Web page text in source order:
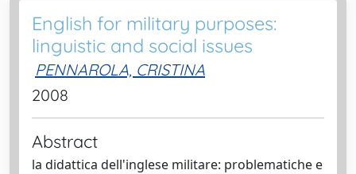
English for military purposes:
linguistic and social issues
PENNAROLA, CRISTINA
2008
Abstract
la didattica dell'inglese militare: problematiche e